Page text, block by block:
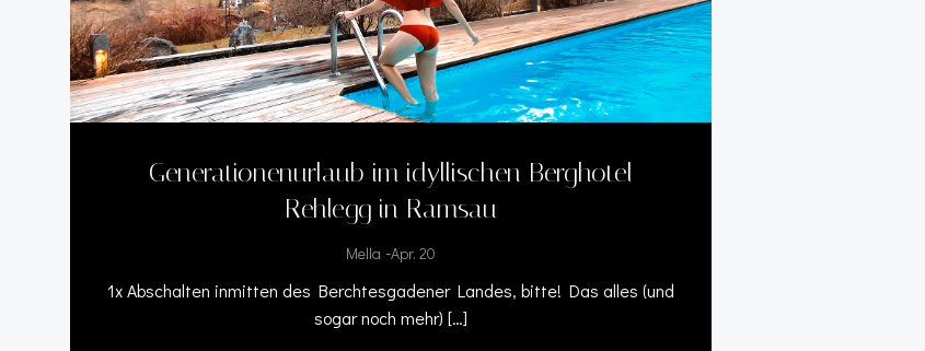
Generationenurlaub im idyllischen Berghotel
Rehlegg in Ramsau
Mella -Apr. 20
1x Abschalten inmitten des Berchtesgadener Landes, bitte! Das alles (und
sogar noch mehr) […]